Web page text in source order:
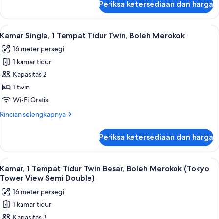
Asap
Rokok
Kamar
Twin,
2
Tidur
Twin,
Bebas
Asap
Rokok
Periksa ketersediaan dan harga
Lihat
semua
foto
untuk
Kamar
Single,
1
Tidur
Merokok
Brankas, meja kerja, tirai kedap
6
Kamar Single, 1 Tempat Tidur Twin, Boleh Merokok
16 meter persegi
1 kamar tidur
Kapasitas 2
1 twin
Wi-Fi Gratis
Rincian selengkapnya
Rincian
Kamar
Single,
1
Tempat
Twin,
Boleh
Merokok
Periksa ketersediaan dan harga
Lihat
semua
foto
untuk
Kamar,
Brankas, meja kerja, tirai kedap
6
Kamar, 1 Tempat Tidur Twin Besar, Boleh Merokok (Tokyo
Tower View Semi Double)
16 meter persegi
1 kamar tidur
Kapasitas 3